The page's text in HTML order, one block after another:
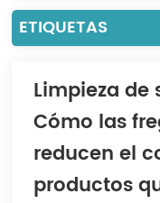
Türkçe
Tiếng Việt
Indonesia
中文
ETIQUETAS
Limpieza de
Cómo las
reducen el
productos